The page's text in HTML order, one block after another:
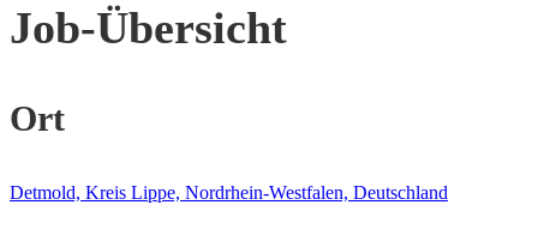
Job-Übersicht
Ort
Detmold, Kreis Lippe, Nordrhein-Westfalen, Deutschland